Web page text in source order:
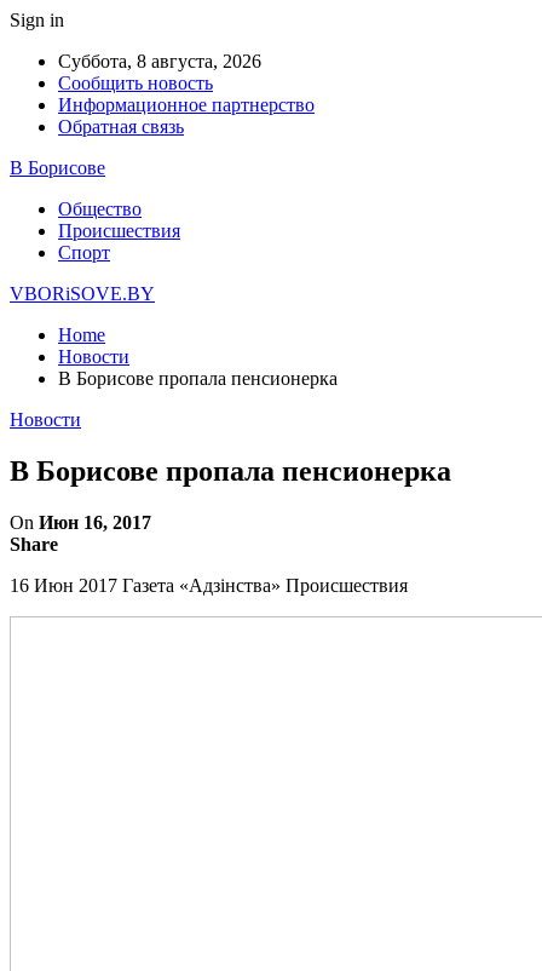
Sign in
Суббота, 8 августа, 2026
Сообщить новость
Информационное партнерство
Обратная связь
В Борисове
Общество
Происшествия
Спорт
VBORiSOVE.BY
Home
Новости
В Борисове пропала пенсионерка
Новости
В Борисове пропала пенсионерка
On Июн 16, 2017
Share
16 Июн 2017 Газета «Адзінства» Происшествия